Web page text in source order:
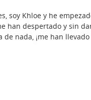
soy Khloe y he
han despertado y sin
nada, ¡me han llevado